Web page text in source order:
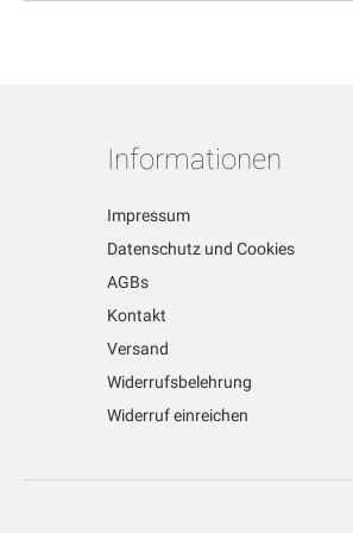
Informationen
Impressum
Datenschutz und Cookies
AGBs
Kontakt
Versand
Widerrufsbelehrung
Widerruf einreichen